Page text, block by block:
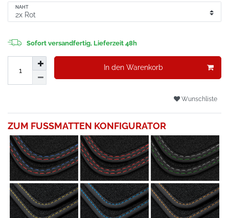
NAHT
Sofort versandfertig, Lieferzeit 48h
In den Warenkorb
Wunschliste
ZUM FUSSMATTEN KONFIGURATOR